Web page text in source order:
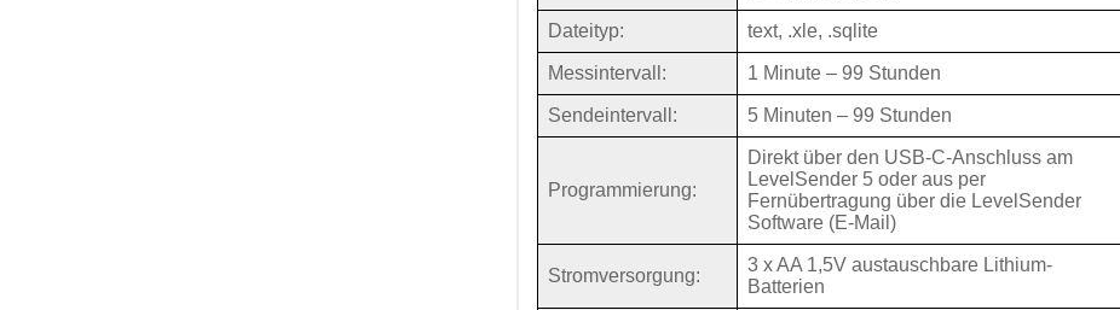
Dateityp: text, .xle, .sqlite
Messintervall: 1 Minute – 99 Stunden
Sendeintervall: 5 Minuten – 99 Stunden
Programmierung:
Direkt über den USB-C-Anschluss am
LevelSender 5 oder aus per
Fernübertragung über die LevelSender
Software (E-Mail)
Stromversorgung:
3 x AA 1,5V austauschbare Lithium-
Batterien